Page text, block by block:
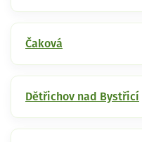
Čaková
Dětřichov nad Bystřicí